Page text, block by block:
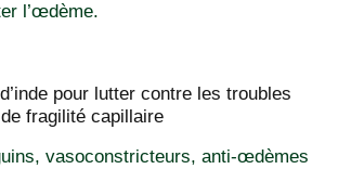
l’œdème.
pour lutter contre les troubles
fragilité capillaire
vasoconstricteurs, anti-œdèmes